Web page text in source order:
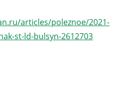
articles/poleznoe/2021-
st-ld-bulsyn-2612703